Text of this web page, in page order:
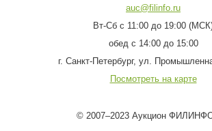
auc@filinfo.ru
Вт-Сб с 11:00 до 19:00
обед с 14:00 до 15:00
г. Санкт-Петербург, ул.
Посмотреть на карте
© 2007–2023 Аукцион